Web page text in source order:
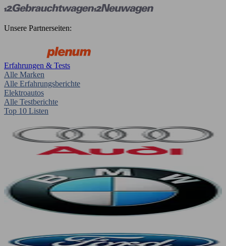
Unsere Partnerseiten:
Erfahrungen & Tests
Alle Marken
Alle Erfahrungsberichte
Elektroautos
Alle Testberichte
Top 10 Listen